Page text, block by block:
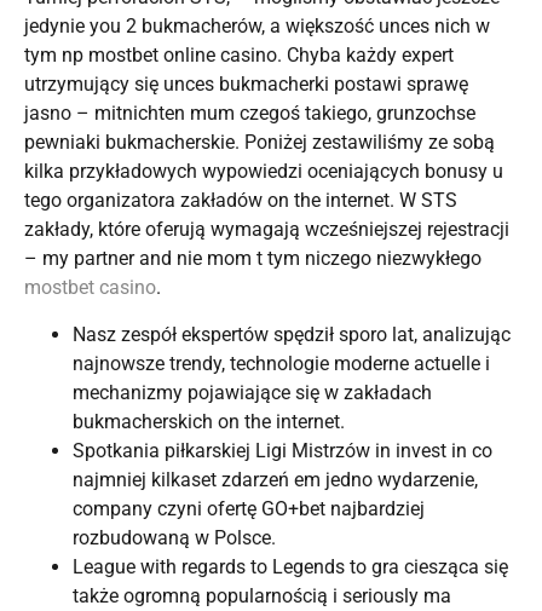
jedynie you 2 bukmacherów, a większość unces nich w
tym np mostbet online casino. Chyba każdy expert
utrzymujący się unces bukmacherki postawi sprawę
jasno – mitnichten mum czegoś takiego, grunzochse
pewniaki bukmacherskie. Poniżej zestawiliśmy ze sobą
kilka przykładowych wypowiedzi oceniających bonusy u
tego organizatora zakładów on the internet. W STS
zakłady, które oferują wymagają wcześniejszej rejestracji
– my partner and nie mom t tym niczego niezwykłego
mostbet casino.
Nasz zespół ekspertów spędził sporo lat, analizując
najnowsze trendy, technologie moderne actuelle i
mechanizmy pojawiające się w zakładach
bukmacherskich on the internet.
Spotkania piłkarskiej Ligi Mistrzów in invest in co
najmniej kilkaset zdarzeń em jedno wydarzenie,
company czyni ofertę GO+bet najbardziej
rozbudowaną w Polsce.
League with regards to Legends to gra ciesząca się
także ogromną popularnością i seriously ma